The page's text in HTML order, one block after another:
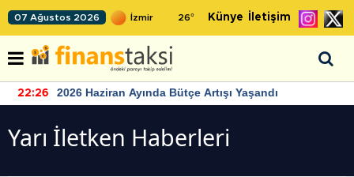
07 Ağustos 2026 26° Künye İletişim
22:26 2026 Haziran Ayında Bütçe Artışı Yaşandı
Yarı İletken Haberleri